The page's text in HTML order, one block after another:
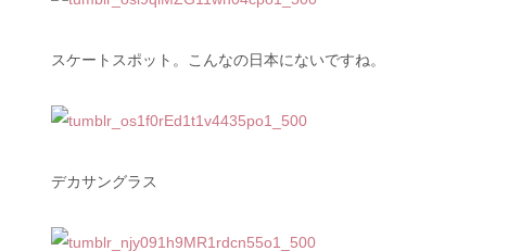
スケートスポット。こんなの日本にないですね。
デカサングラス